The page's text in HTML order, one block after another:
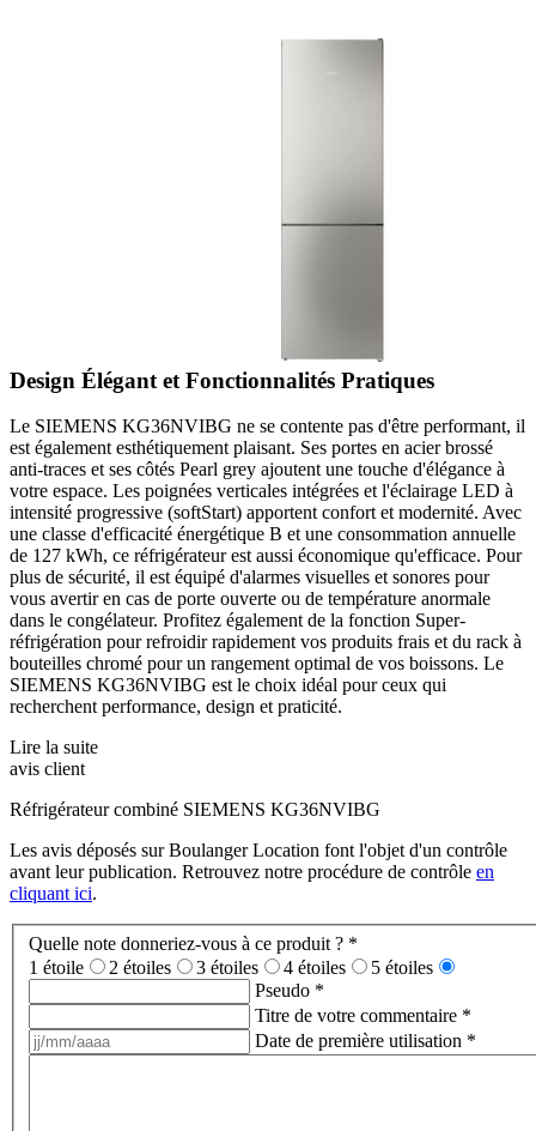
Design Élégant et Fonctionnalités Pratiques
Le SIEMENS KG36NVIBG ne se contente pas d'être performant, il
est également esthétiquement plaisant. Ses portes en acier brossé
anti-traces et ses côtés Pearl grey ajoutent une touche d'élégance à
votre espace. Les poignées verticales intégrées et l'éclairage LED à
intensité progressive (softStart) apportent confort et modernité. Avec
une classe d'efficacité énergétique B et une consommation annuelle
de 127 kWh, ce réfrigérateur est aussi économique qu'efficace. Pour
plus de sécurité, il est équipé d'alarmes visuelles et sonores pour
vous avertir en cas de porte ouverte ou de température anormale
dans le congélateur. Profitez également de la fonction Super-
réfrigération pour refroidir rapidement vos produits frais et du rack à
bouteilles chromé pour un rangement optimal de vos boissons. Le
SIEMENS KG36NVIBG est le choix idéal pour ceux qui
recherchent performance, design et praticité.
Lire la suite
avis client
Réfrigérateur combiné SIEMENS KG36NVIBG
Les avis déposés sur Boulanger Location font l'objet d'un contrôle
avant leur publication. Retrouvez notre procédure de contrôle en
cliquant ici.
Quelle note donneriez-vous à ce produit ? *
1 étoile
2 étoiles 3 étoiles 4 étoiles
5 étoiles
Pseudo *
Titre de votre commentaire *
Date de première utilisation *